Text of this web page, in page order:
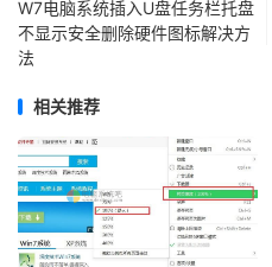
W7电脑系统插入U盘任务栏托盘
不显示安全删除硬件图标解决方
法
相关推荐